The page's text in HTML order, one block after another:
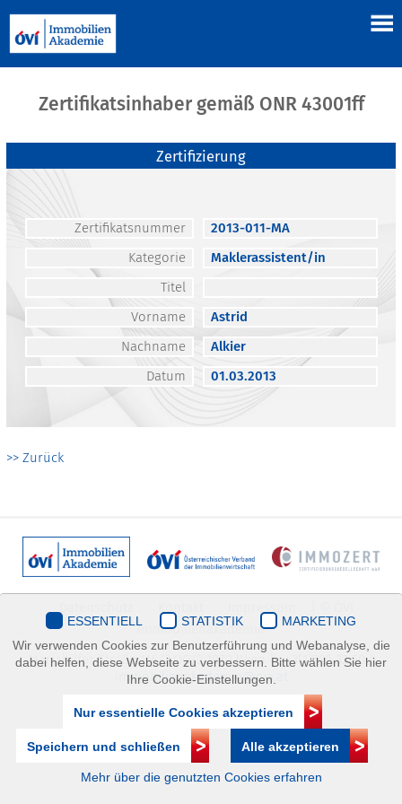
Zertifikatsinhaber gemäß ONR 43001ff
Zertifizierung
Zertifikatsnummer
2013-011-MA
Kategorie
Maklerassistent/in
Titel
Vorname
Astrid
Nachname
Alkier
Datum
01.03.2013
>> Zurück
Immobilienakademie
Mariahilfer Straße 116/2.OG/2 1070 Wien | +43(1)505 32 50 |
immobilienakademie@ovi.at
ESSENTIELL STATISTIK
MARKETING
Wir verwenden Cookies zur Benutzerführung und Webanalyse, die
dabei helfen, diese Webseite zu verbessern. Bitte wählen Sie hier
Ihre Cookie-Einstellungen.
Nur essentielle Cookies akzeptieren
Speichern und schließen Alle akzeptieren
Mehr über die genutzten Cookies erfahren